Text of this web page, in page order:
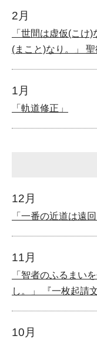
2月
「世間は虚仮(こけ
(まこと)なり。」
1月
「軌道修正」
12月
「一番の近道は遠回
11月
「智者のふるまい
し。」 『一枚起請
10月